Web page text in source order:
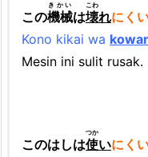
w
a
t
この機械
きかい
は壊
こわ
れにく
Kono kikai wa
Mesin ini sulit rusak.
このはしは使
つか
いにく